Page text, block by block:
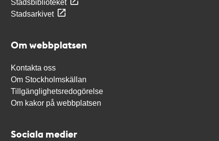
Stadsbiblioteket
Stadsarkivet
Om webbplatsen
Kontakta oss
Om Stockholmskällan
Tillgänglighetsredogörelse
Om kakor på webbplatsen
Sociala medier